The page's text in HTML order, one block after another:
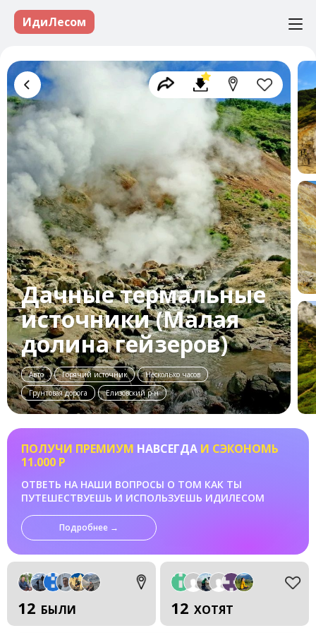
ИдиЛесом
Дачные термальные
источники (Малая
долина гейзеров)
Авто Горячий источник
Несколько часов
Грунтовая дорога
Елизовский р-н
ПОЛУЧИ ПРЕМИУМ НАВСЕГДА И СЭКОНОМЬ
11.000 Р
ОТВЕТЬ НА НАШИ ВОПРОСЫ О ТОМ КАК ТЫ
ПУТЕШЕСТВУЕШЬ И ИСПОЛЬЗУЕШЬ ИДИЛЕСОМ
Подробнее →
12 БЫЛИ 12 ХОТЯТ